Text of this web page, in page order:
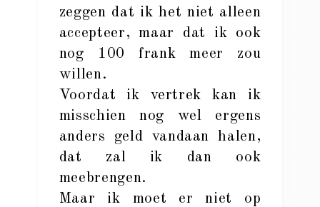
zeggen dat ik het niet alleen
accepteer, maar dat ik ook
nog 100 frank meer zou
willen.
Voordat ik vertrek kan ik
misschien nog wel ergens
anders geld vandaan halen,
dat zal ik dan ook
meebrengen.
Maar ik moet er niet op